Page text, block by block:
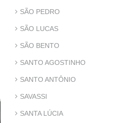
SÃO PEDRO
SÃO LUCAS
SÃO BENTO
SANTO AGOSTINHO
SANTO ANTÔNIO
SAVASSI
SANTA LÚCIA